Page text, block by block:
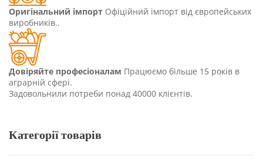
Оригінальний імпорт Офіційний імпорт від європейських
виробників..
Довіряйте професіоналам Працюємо більше 15 років в
аграрній сфері.
Задовольнили потреби понад 40000 клієнтів.
Категорії товарів